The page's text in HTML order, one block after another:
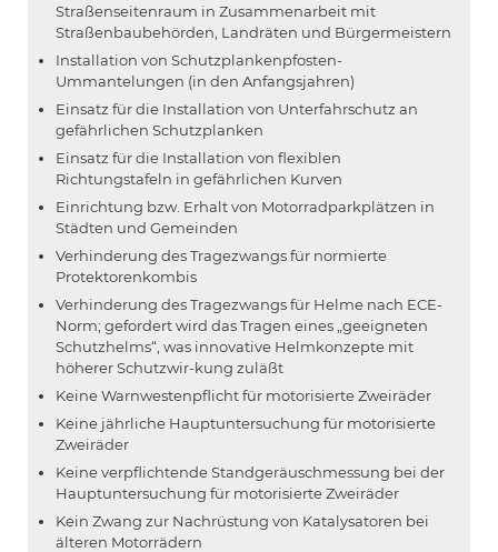
Straßenseitenraum in Zusammenarbeit mit
Straßenbaubehörden, Landräten und Bürgermeistern
Installation von Schutzplankenpfosten-
Ummantelungen (in den Anfangsjahren)
Einsatz für die Installation von Unterfahrschutz an
gefährlichen Schutzplanken
Einsatz für die Installation von flexiblen
Richtungstafeln in gefährlichen Kurven
Einrichtung bzw. Erhalt von Motorradparkplätzen in
Städten und Gemeinden
Verhinderung des Tragezwangs für normierte
Protektorenkombis
Verhinderung des Tragezwangs für Helme nach ECE-
Norm; gefordert wird das Tragen eines „geeigneten
Schutzhelms“, was innovative Helmkonzepte mit
höherer Schutzwir-kung zuläßt
Keine Warnwestenpflicht für motorisierte Zweiräder
Keine jährliche Hauptuntersuchung für motorisierte
Zweiräder
Keine verpflichtende Standgeräuschmessung bei der
Hauptuntersuchung für motorisierte Zweiräder
Kein Zwang zur Nachrüstung von Katalysatoren bei
älteren Motorrädern